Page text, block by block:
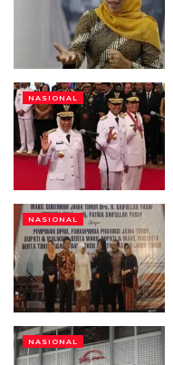
NASIONAL
NASIONAL
NASIONAL